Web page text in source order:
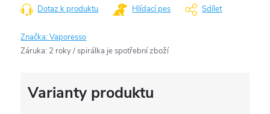
Dotaz k produktu Hlídací pes Sdílet
Značka:Vaporesso
Záruka: 2 roky / spirálka je spotřební zboží